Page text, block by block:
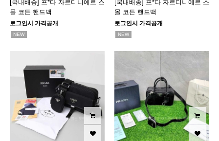
[국내배송] 프*다 자르디니에르 스
몰 코튼 핸드백
로그인시 가격공개
NEW
[국내배송] 프*다 자르디니에르 스
몰 코튼 핸드백
로그인시 가격공개
NEW